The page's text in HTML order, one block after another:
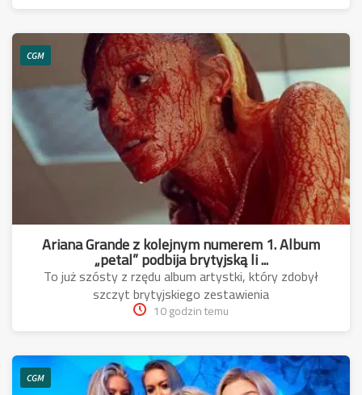
CGM
Ariana Grande z kolejnym numerem 1. Album
„petal” podbija brytyjską li ...
To już szósty z rzędu album artystki, który zdobył
szczyt brytyjskiego zestawienia
10 godzin temu
CGM